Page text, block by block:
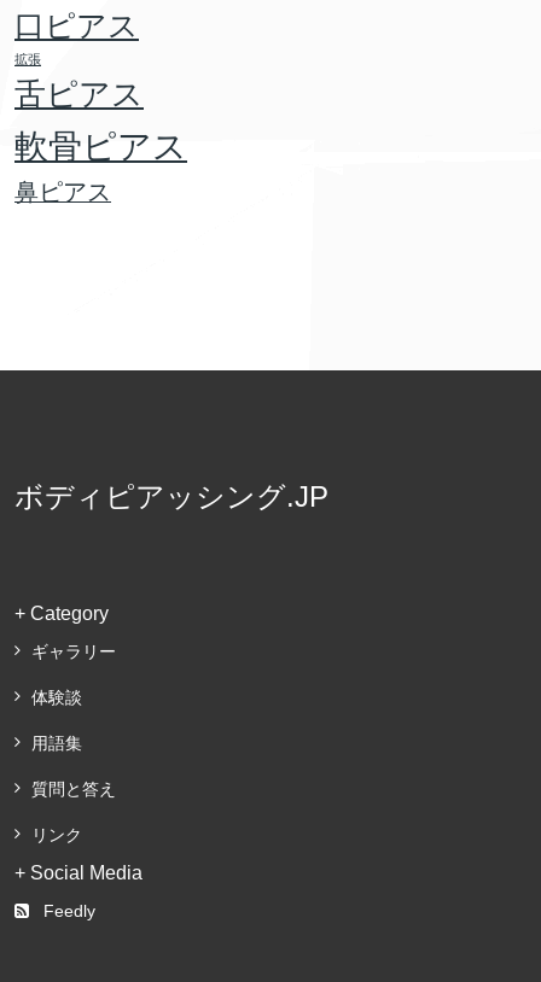
口ピアス
拡張
舌ピアス
軟骨ピアス
鼻ピアス
ボディピアッシング.JP
+ Category
ギャラリー
体験談
用語集
質問と答え
リンク
+ Social Media
Feedly